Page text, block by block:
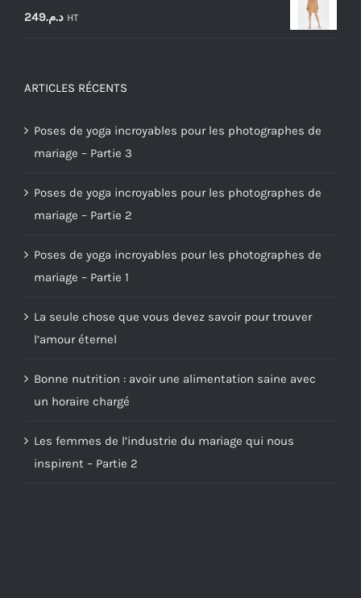
د.م.249 HT
ARTICLES RÉCENTS
Poses de yoga incroyables pour les photographes de
mariage – Partie 3
Poses de yoga incroyables pour les photographes de
mariage – Partie 2
Poses de yoga incroyables pour les photographes de
mariage – Partie 1
La seule chose que vous devez savoir pour trouver
l’amour éternel
Bonne nutrition : avoir une alimentation saine avec
un horaire chargé
Les femmes de l’industrie du mariage qui nous
inspirent – Partie 2